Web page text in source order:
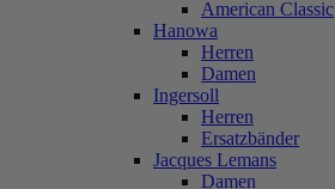
American Classic
Hanowa
Herren
Damen
Ingersoll
Herren
Ersatzbänder
Jacques Lemans
Damen